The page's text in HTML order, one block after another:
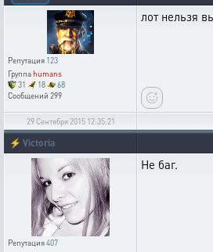
Репутация 123
Группаhumans
31
18
68
Сообщений 299
лот нельзя
29 Сентября 2015 12:35:21
⚡ Victoria
Репутация407
Не баг.